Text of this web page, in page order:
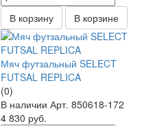
В корзину В корзине
Мяч футзальный SELECT
FUTSAL REPLICA
(0)
В наличии Арт. 850618-172
4 830 руб.